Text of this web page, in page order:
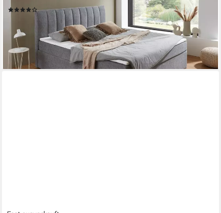
(42)
ab 499,99 € UVP 1.197,00 €
-58%
lieferbar - in 2-4 Werktagen bei dir